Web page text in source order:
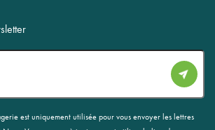
est uniquement utilisée pour vous envoyer les lettres